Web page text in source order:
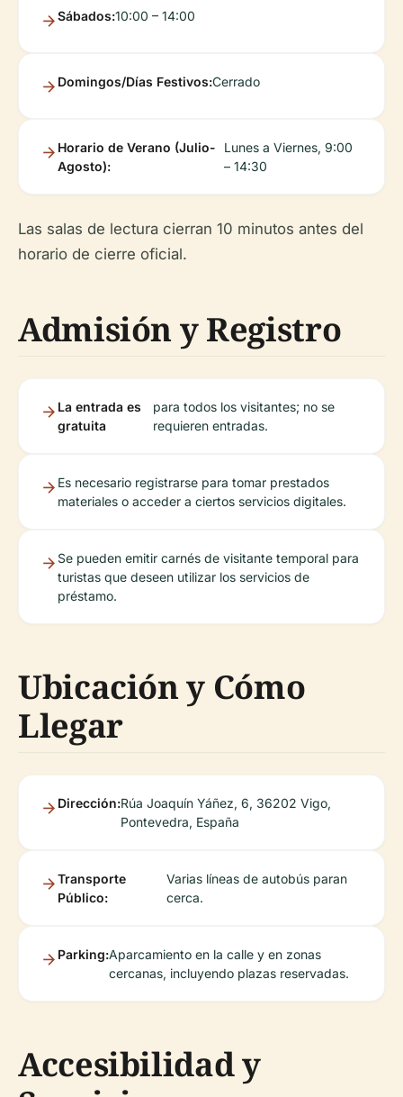
Sábados:10:00 – 14:00
Domingos/Días Festivos:Cerrado
Horario de Verano (Julio-
Agosto):
Lunes a Viernes, 9:00
– 14:30
Las salas de lectura cierran 10 minutos antes del
horario de cierre oficial.
Admisión y Registro
La entrada es
gratuita
para todos los visitantes; no se
requieren entradas.
Es necesario registrarse para tomar prestados
materiales o acceder a ciertos servicios digitales.
Se pueden emitir carnés de visitante temporal para
turistas que deseen utilizar los servicios de
préstamo.
Ubicación y Cómo
Llegar
Dirección:Rúa Joaquín Yáñez, 6, 36202 Vigo,
Pontevedra, España
Transporte
Público:
Varias líneas de autobús paran
cerca.
Parking:Aparcamiento en la calle y en zonas
cercanas, incluyendo plazas reservadas.
Accesibilidad y